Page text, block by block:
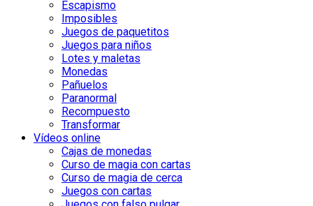
Escapismo
Imposibles
Juegos de paquetitos
Juegos para niños
Lotes y maletas
Monedas
Pañuelos
Paranormal
Recompuesto
Transformar
Vídeos online
Cajas de monedas
Curso de magia con cartas
Curso de magia de cerca
Juegos con cartas